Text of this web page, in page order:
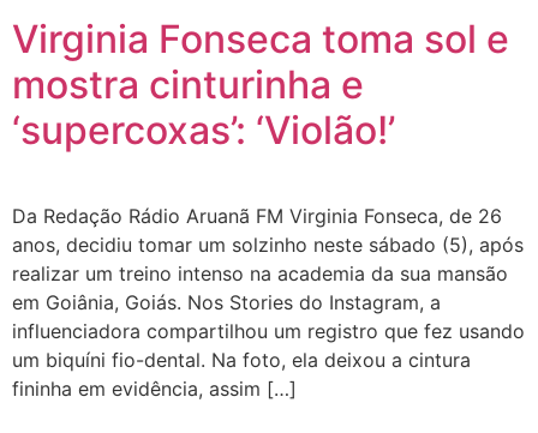
Virginia Fonseca toma sol e
mostra cinturinha e
‘supercoxas’: ‘Violão!’
Da Redação Rádio Aruanã FM Virginia Fonseca, de 26
anos, decidiu tomar um solzinho neste sábado (5), após
realizar um treino intenso na academia da sua mansão
em Goiânia, Goiás. Nos Stories do Instagram, a
influenciadora compartilhou um registro que fez usando
um biquíni fio-dental. Na foto, ela deixou a cintura
fininha em evidência, assim […]